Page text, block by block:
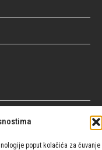
poput kolačića za čuvanje